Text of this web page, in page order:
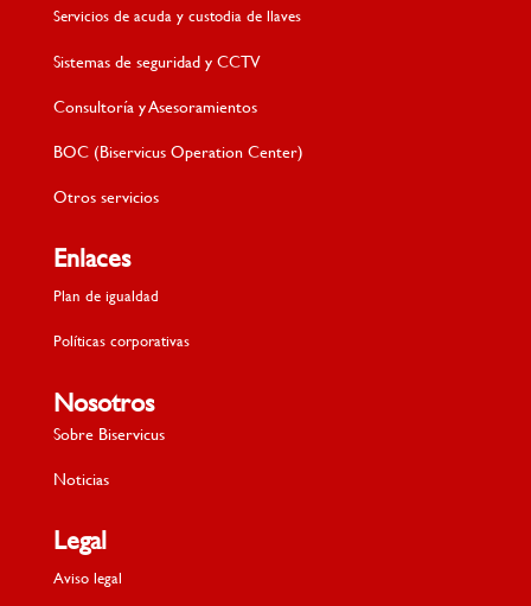
Servicios de acuda y custodia de llaves
Sistemas de seguridad y CCTV
Consultoría y Asesoramientos
BOC (Biservicus Operation Center)
Otros servicios
Enlaces
Plan de igualdad
Políticas corporativas
Nosotros
Sobre Biservicus
Noticias
Legal
Aviso legal